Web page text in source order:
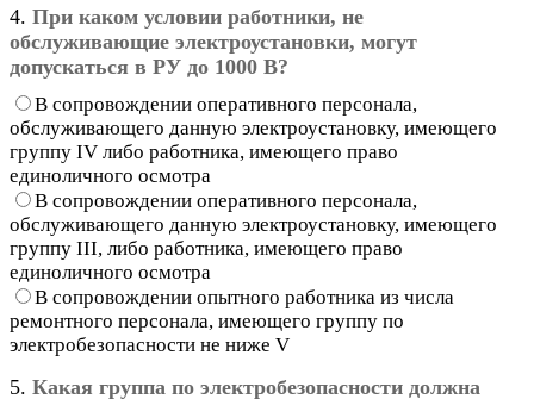
4. При каком условии работники, не
обслуживающие электроустановки, могут
допускаться в РУ до 1000 В?
В сопровождении оперативного персонала,
обслуживающего данную электроустановку, имеющего
группу IV либо работника, имеющего право
единоличного осмотра
В сопровождении оперативного персонала,
обслуживающего данную электроустановку, имеющего
группу III, либо работника, имеющего право
единоличного осмотра
В сопровождении опытного работника из числа
ремонтного персонала, имеющего группу по
электробезопасности не ниже V
5. Какая группа по электробезопасности должна